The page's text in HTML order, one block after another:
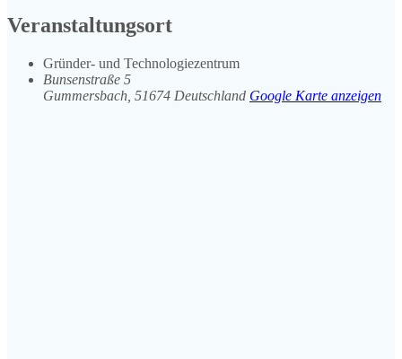
Veranstaltungsort
Gründer- und Technologiezentrum
Bunsenstraße 5
Gummersbach 51674 Deutschland Google Karte anzeigen